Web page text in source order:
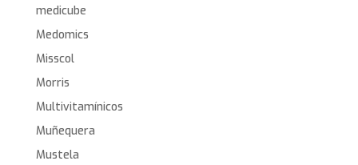
medicube
Medomics
Misscol
Morris
Multivitamínicos
Muñequera
Mustela